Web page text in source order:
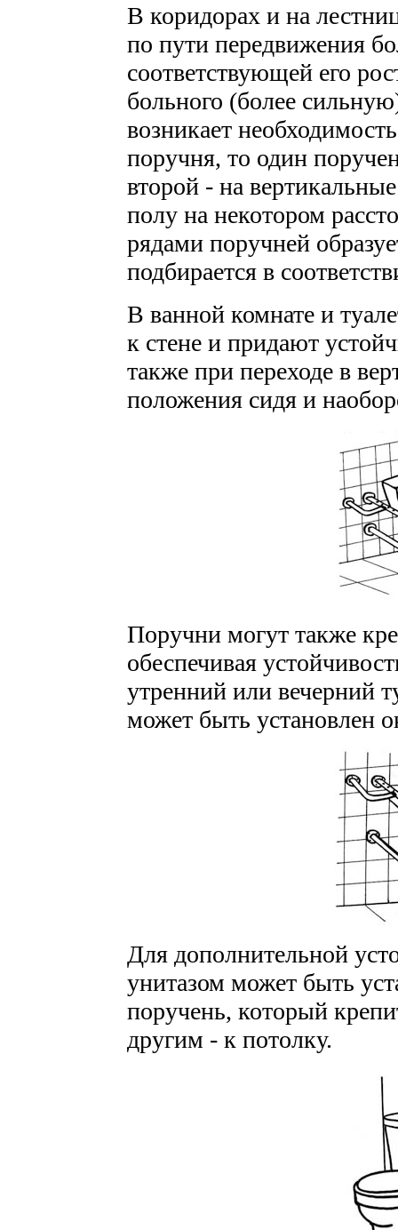
В коридорах и на
по пути передвижения
соответствующей его
больного (более
возникает
поручня, то один
второй - на
полу на некотором
рядами поручней
подбирается в
В ванной комнате и
к стене и придают
также при переходе в
положения сидя и
Поручни могут также
обеспечивая
утренний или вечерний
может быть установлен
Для дополнительной
унитазом может быть
поручень, который
другим - к потолку.